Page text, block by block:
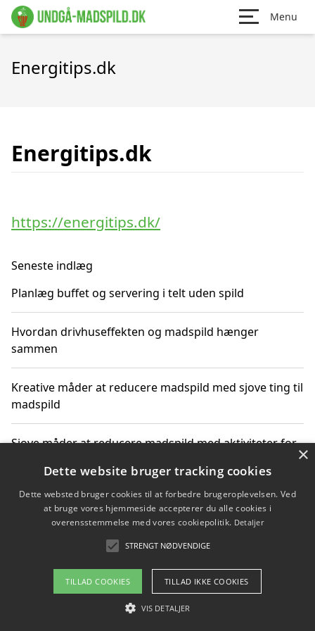
Menu
Energitips.dk
Energitips.dk
https://energitips.dk/
Seneste indlæg
Planlæg buffet og servering i telt uden spild
Hvordan drivhuseffekten og madspild hænger
sammen
Kreative måder at reducere madspild med sjove ting til
madspild
Sjove måder at reducere madspild med aktiviteter for
Hvor finder jeg nemme måltidskasser i Vejle
Om / kontakt
Blog Betingelser
×
Dette website bruger tracking cookies
Dette websted bruger cookies til at forbedre brugeroplevelsen. Ved
at bruge vores hjemmeside accepterer du alle cookies i
overensstemmelse med vores cookiepolitik. Detaljer
STRENGT NØDVENDIGE
TILLAD COOKIES TILLAD IKKE COOKIES
VIS DETALJER